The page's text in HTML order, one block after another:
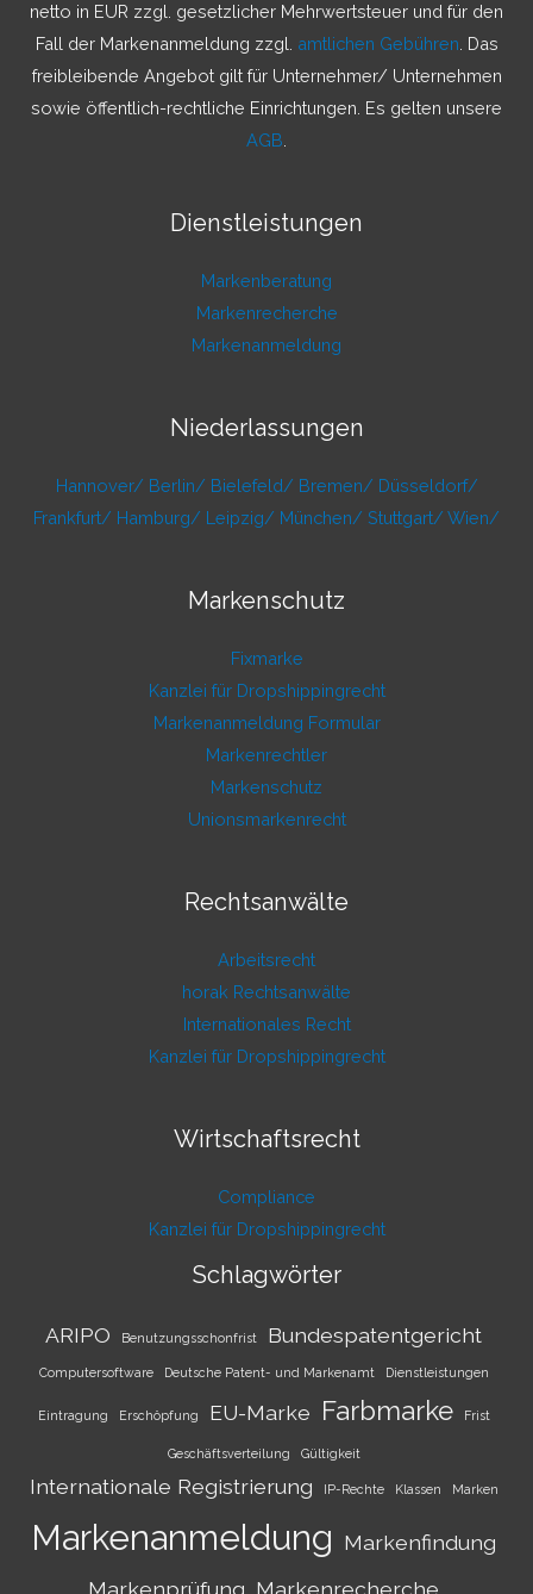
h
netto in EUR zzgl. gesetzlicher Mehrwertsteuer und für den
Fall der Markenanmeldung zzgl. amtlichen Gebühren . Das
freibleibende Angebot gilt für Unternehmer/ Unternehmen
sowie öffentlich-rechtliche Einrichtungen. Es gelten unsere
AGB
Dienstleistungen
Markenberatung
Markenrecherche
Markenanmeldung
Niederlassungen
Hannover/ Berlin/ Bielefeld/ Bremen/ Düsseldorf/
Frankfurt/ Hamburg/ Leipzig/ München/ Stuttgart/ Wien/
Markenschutz
Fixmarke
Kanzlei für Dropshippingrecht
Markenanmeldung Formular
Markenrechtler
Markenschutz
Unionsmarkenrecht
Rechtsanwälte
Arbeitsrecht
horak Rechtsanwälte
Internationales Recht
Kanzlei für Dropshippingrecht
Wirtschaftsrecht
Compliance
Kanzlei für Dropshippingrecht
Schlagwörter
ARIPO Benutzungsschonfrist Bundespatentgericht
Computersoftware Deutsche Patent- und Markenamt Dienstleistungen
Eintragung Erschöpfung EU-Marke Farbmarke Frist
Geschäftsverteilung Gültigkeit
Internationale Registrierung IP-Rechte Klassen Marken
Markenanmeldung Markenfindung
Markenprüfung Markenrecherche